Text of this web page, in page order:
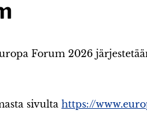
Forum 2026
sivulta https://